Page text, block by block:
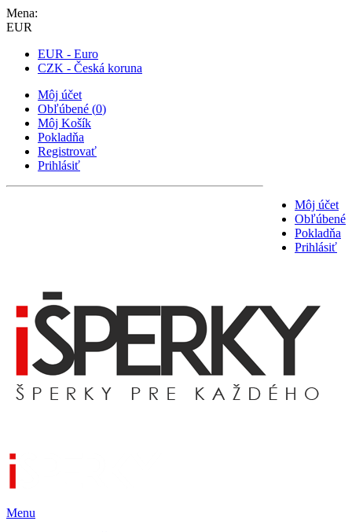
Mena:
EUR
EUR - Euro
CZK - Česká koruna
Môj účet
Obľúbené (0)
Môj Košík
Pokladňa
Registrovať
Prihlásiť
Môj účet
Obľúbené
Pokladňa
Prihlásiť
Menu